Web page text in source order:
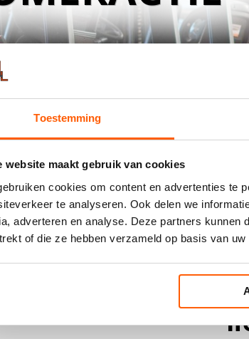
Toestemming
website maakt gebruik van cookies
cookies om content en advertenties te
te analyseren. Ook delen we
adverteren en analyse. Deze partners
of die ze hebben verzameld op basis van
Gratis
DIRECT EEN PRIJSOPGAVE AAN